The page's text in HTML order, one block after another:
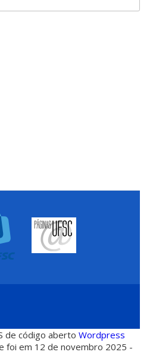
de código abertoWordpress
foi em 12 de novembro 2025 -